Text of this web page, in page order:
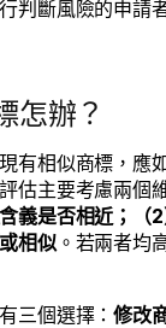
判斷風險的申請
怎辦？
有相似商標，應
估主要考慮兩個
義是否相近；（
相似。若兩者均
三個選擇：修改